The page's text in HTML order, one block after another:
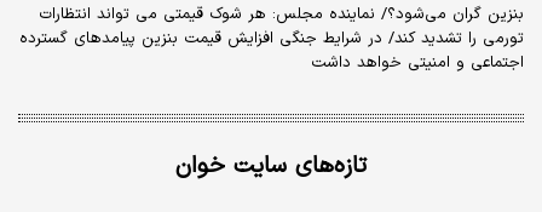
بنزین گران می‌شود؟/ نماینده مجلس: هر شوک قیمتی می تواند انتظارات
تورمی را تشدید کند/ در شرایط جنگی افزایش قیمت بنزین پیامدهای گسترده
اجتماعی و امنیتی خواهد داشت
تازه‌های سایت خوان